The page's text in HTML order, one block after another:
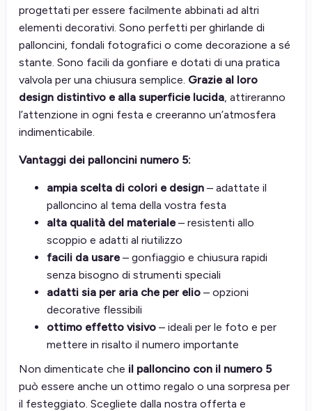
progettati per essere facilmente abbinati ad altri
elementi decorativi. Sono perfetti per ghirlande di
palloncini, fondali fotografici o come decorazione a sé
stante. Sono facili da gonfiare e dotati di una pratica
valvola per una chiusura semplice. Grazie al loro
design distintivo e alla superficie lucida, attireranno
l’attenzione in ogni festa e creeranno un’atmosfera
indimenticabile.
Vantaggi dei palloncini numero 5:
ampia scelta di colori e design – adattate il
palloncino al tema della vostra festa
alta qualità del materiale – resistenti allo
scoppio e adatti al riutilizzo
facili da usare – gonfiaggio e chiusura rapidi
senza bisogno di strumenti speciali
adatti sia per aria che per elio – opzioni
decorative flessibili
ottimo effetto visivo – ideali per le foto e per
mettere in risalto il numero importante
Non dimenticate che il palloncino con il numero 5
può essere anche un ottimo regalo o una sorpresa per
il festeggiato. Scegliete dalla nostra offerta e